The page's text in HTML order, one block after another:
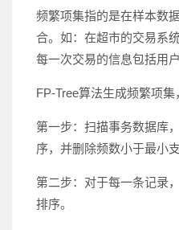
频繁项集指的是在样本数
合。如：在超市的交易系
每一次交易的信息包括用
FP-Tree算法生成频繁项集
第一步：扫描事务数据库
序，并删除频数小于最小
第二步：对于每一条记录
排序。